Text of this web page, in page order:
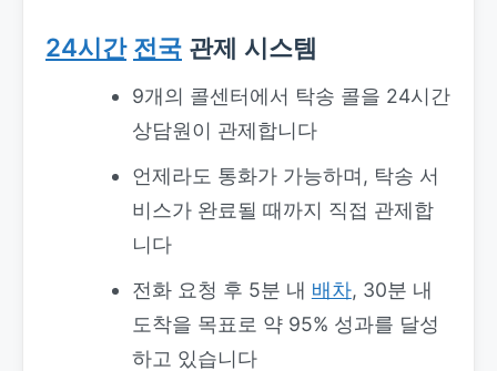
24시간 전국 관제 시스템
9개의 콜센터에서 탁송 콜을 24시간
상담원이 관제합니다
언제라도 통화가 가능하며, 탁송 서
비스가 완료될 때까지 직접 관제합
니다
전화 요청 후 5분 내 배차, 30분 내
도착을 목표로 약 95% 성과를 달성
하고 있습니다